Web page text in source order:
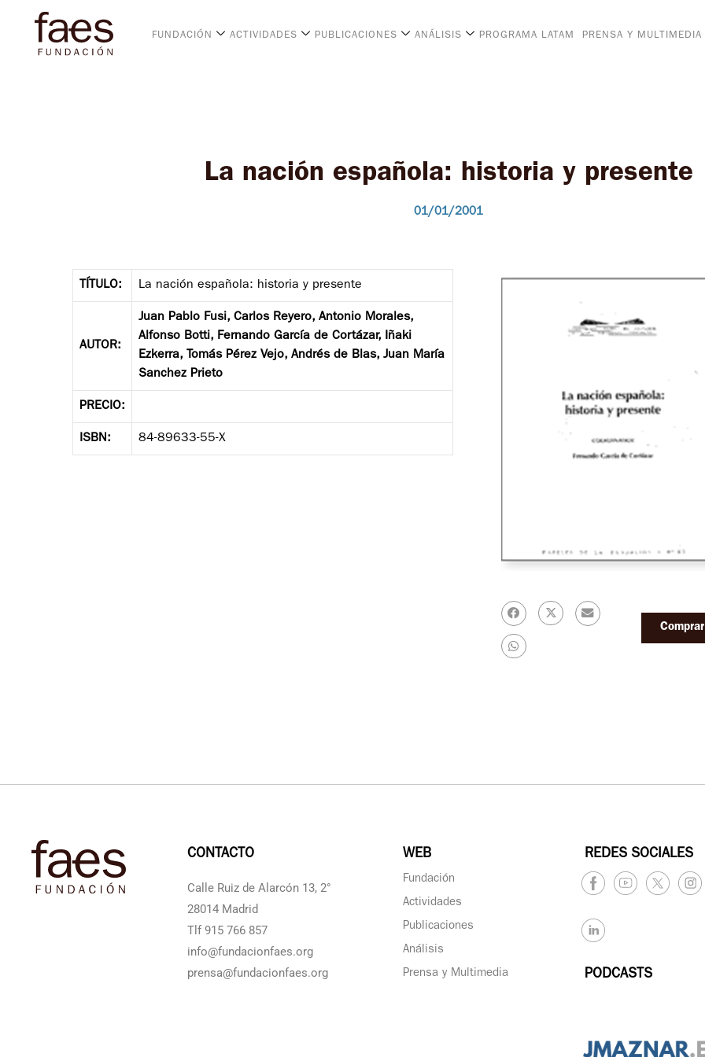
FUNDACIÓN ACTIVIDADES PUBLICACIONES ANÁLISIS PROGRAMA LATAM PRENSA Y MULTIMEDIA
La nación española: historia y presente
01/01/2001
TÍTULO: La nación española: historia y presente
AUTOR:
Juan Pablo Fusi, Carlos Reyero, Antonio Morales,
Alfonso Botti, Fernando García de Cortázar, Iñaki
Ezkerra, Tomás Pérez Vejo, Andrés de Blas, Juan María
Sanchez Prieto
PRECIO:
ISBN: 84-89633-55-X
CONTACTO
Calle Ruiz de Alarcón 13, 2°
28014 Madrid
Tlf 915 766 857
info@fundacionfaes.org
prensa@fundacionfaes.org
WEB
Fundación
Actividades
Publicaciones
Análisis
Prensa y Multimedia
REDES SOCIALES
PODCASTS